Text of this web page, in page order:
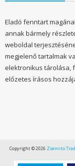
Eladó fenntart
annak bármely
weboldal
megjelenő tartalmak
elektronikus tárolása,
előzetes írásos
Copyright © 2026 Zsemito